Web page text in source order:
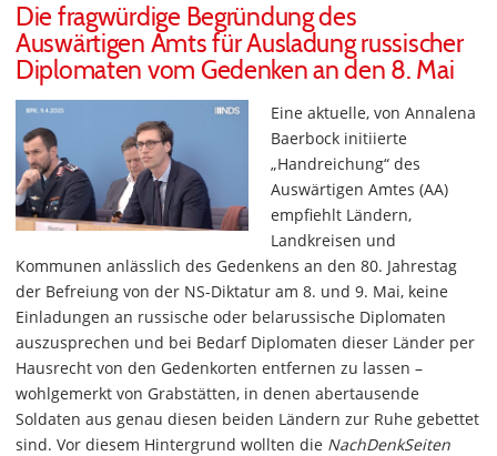
Die fragwürdige Begründung des
Auswärtigen Amts für Ausladung russischer
Diplomaten vom Gedenken an den 8. Mai
Eine aktuelle, von Annalena
Baerbock initiierte
„Handreichung“ des
Auswärtigen Amtes (AA)
empfiehlt Ländern,
Landkreisen und
Kommunen anlässlich des Gedenkens an den 80. Jahrestag
der Befreiung von der NS-Diktatur am 8. und 9. Mai, keine
Einladungen an russische oder belarussische Diplomaten
auszusprechen und bei Bedarf Diplomaten dieser Länder per
Hausrecht von den Gedenkorten entfernen zu lassen –
wohlgemerkt von Grabstätten, in denen abertausende
Soldaten aus genau diesen beiden Ländern zur Ruhe gebettet
sind. Vor diesem Hintergrund wollten die NachDenkSeiten